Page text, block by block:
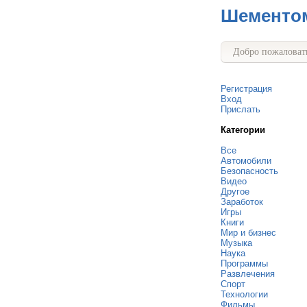
Добро
Регистрация
Вход
Прислать
Категории
Все
Автомобили
Безопасность
Видео
Другое
Заработок
Игры
Книги
Мир и бизнес
Музыка
Наука
Программы
Развлечения
Спорт
Технологии
Фильмы